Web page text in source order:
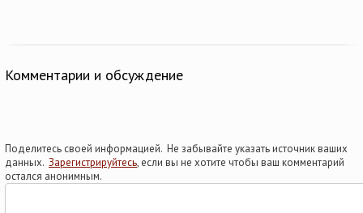
Комментарии и обсуждение
Поделитесь своей информацией. Не забывайте указать источник ваших
данных. Зарегистрируйтесь, если вы не хотите чтобы ваш комментарий
остался анонимным.